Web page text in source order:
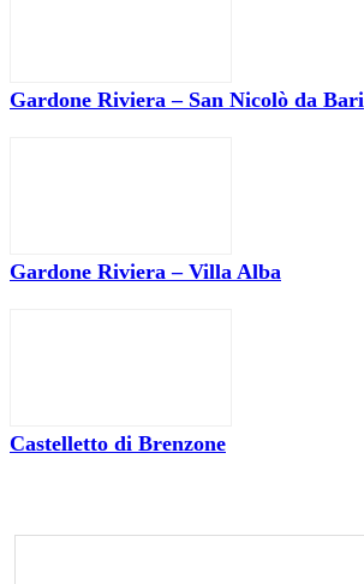
Gardone Riviera – San Nicolò da Bari
Gardone Riviera – Villa Alba
Castelletto di Brenzone